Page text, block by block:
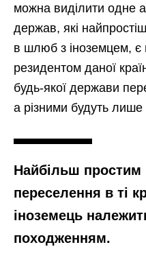
можна виділити одне
держав, які
в шлюб з іноземцем,
резидентом даної
будь-якої держави
а різними будуть лише
Найбільш простим
переселення в ті
іноземець
походженням.